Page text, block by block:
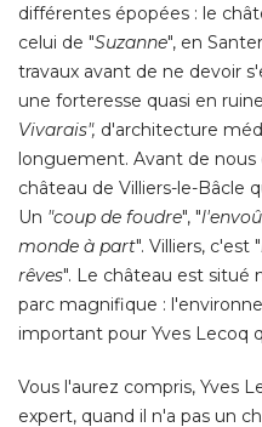
Vivarais", d'architecture
longuement. Avant de
château de Villiers-le-Bâcle
Un "coup de foudre", "
monde à part". Villiers, c'est "
rêves". Le château est situé
parc magnifique :
important pour Yves Lecoq
Vous l'aurez compris, Yves
expert, quand il n'a pas un
toujours ! - il part à la
Chambes, trouvée en
pérégrinations pour sa sœur